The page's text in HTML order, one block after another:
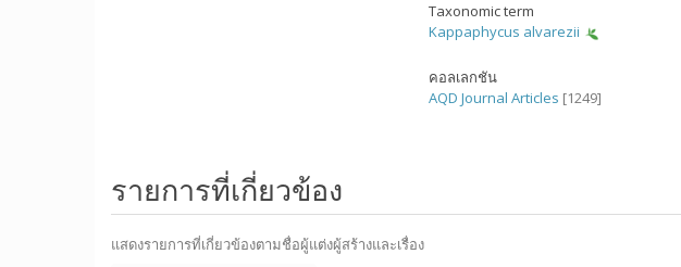
Taxonomic term
Kappaphycus alvarezii
คอลเลกชัน
AQD Journal Articles [1249]
รายการที่เกี่ยวข้อง
แสดงรายการที่เกี่ยวข้องตามชื่อผู้แต่งผู้สร้างและเรื่อง